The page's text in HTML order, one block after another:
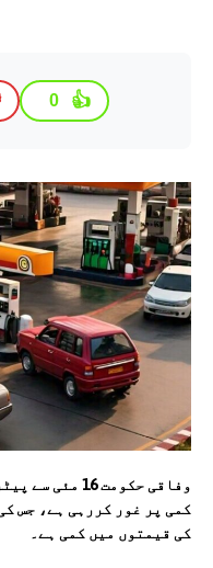
👍
0
وفاقی حکومت
کمی پر غور کررہی ہے، جس
کی قیمتوں میں کمی ہے۔